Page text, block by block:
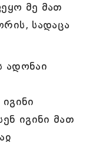
მე მათ
სადაცა
ადონაი
იგინი მათ